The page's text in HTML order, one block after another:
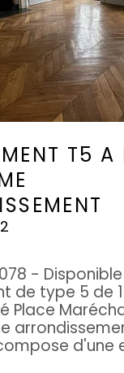
T5 A
2
-
de type 5 de
Place
d'une